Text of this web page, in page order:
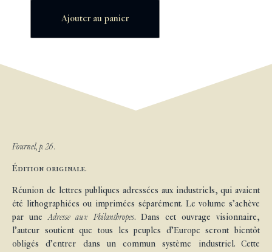
Ajouter au panier
Fournel, p. 26.
Édition originale.
Réunion de lettres publiques adressées aux industriels, qui avaient
été lithographiées ou imprimées séparément. Le volume s’achève
par uneAdresse aux Philanthropes. Dans cet ouvrage visionnaire,
l’auteur soutient que tous les peuples d’Europe seront bientôt
obligés d’entrer dans un commun système industriel. Cette